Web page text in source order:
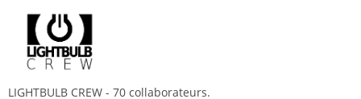
LIGHTBULB CREW - 70 collaborateurs.